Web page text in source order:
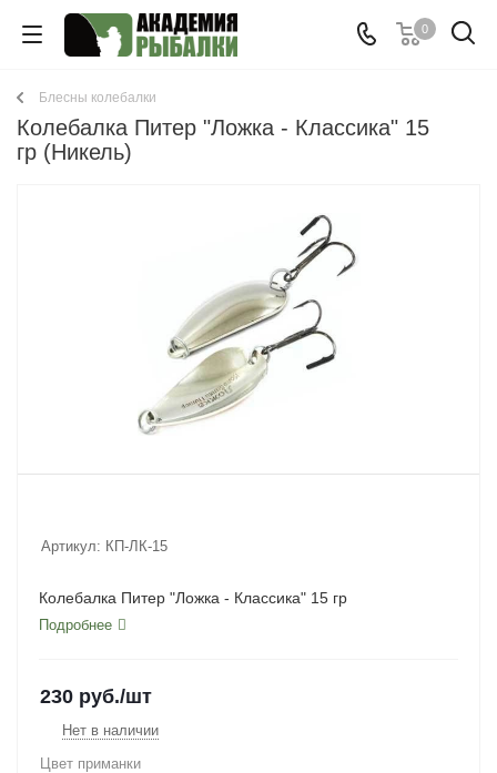
0
Блесны колебалки
Колебалка Питер "Ложка - Классика" 15
гр (Никель)
Артикул: КП-ЛК-15
Колебалка Питер "Ложка - Классика" 15 гр
Подробнее
230 руб./шт
Нет в наличии
Цвет приманки